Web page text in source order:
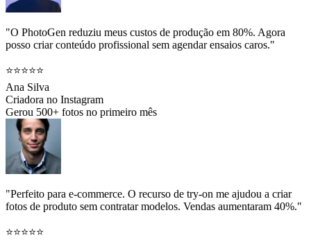
"O PhotoGen reduziu meus custos de produção em 80%. Agora
posso criar conteúdo profissional sem agendar ensaios caros."
⭐⭐⭐⭐⭐
Ana Silva
Criadora no Instagram
Gerou 500+ fotos no primeiro mês
"Perfeito para e-commerce. O recurso de try-on me ajudou a criar
fotos de produto sem contratar modelos. Vendas aumentaram 40%."
⭐⭐⭐⭐⭐